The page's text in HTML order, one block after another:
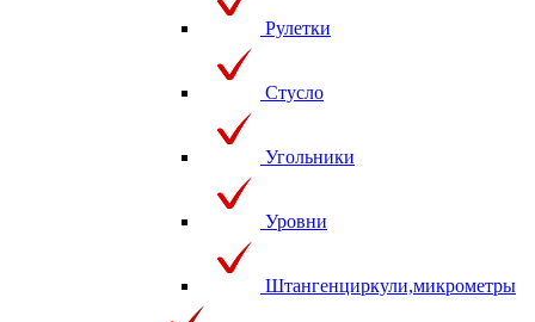
Рулетки
Стусло
Угольники
Уровни
Штангенциркули,микрометры